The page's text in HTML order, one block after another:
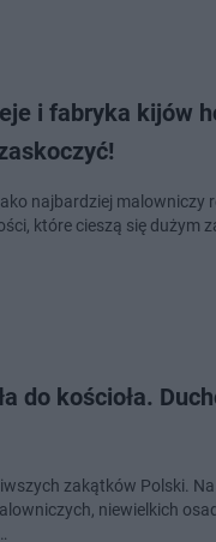
i fabryka kijów
najbardziej malowniczy
które cieszą się dużym
do kościoła.
zakątków Polski.
niewielkich